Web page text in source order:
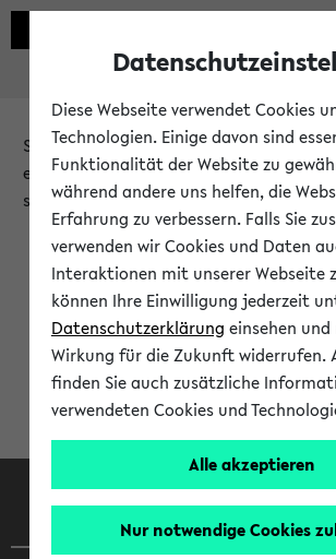
Sie möchten auf eine eKVV Funktion
erst nach einer Anmeldung am System
steht.
Bitte melden Sie
Anmeldung am eKVV
Diese Webseite verwendet Cookies
Technologien. Einige davon sind
Funktionalität der Website zu
während andere uns helfen, die
Erfahrung zu verbessern. Falls Sie
verwenden wir Cookies und Daten
Interaktionen mit unserer Webseite
können Ihre Einwilligung jederzeit
Datenschutzerklärung einsehen
Wirkung für die Zukunft widerrufen.
finden Sie auch zusätzliche
verwendeten Cookies und
Alle akzeptieren
Nur notwendige Cookies